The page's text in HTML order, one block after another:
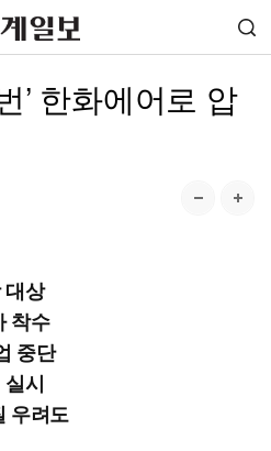
’ 한화에어로 압
대상
착수
중단
시
우려도